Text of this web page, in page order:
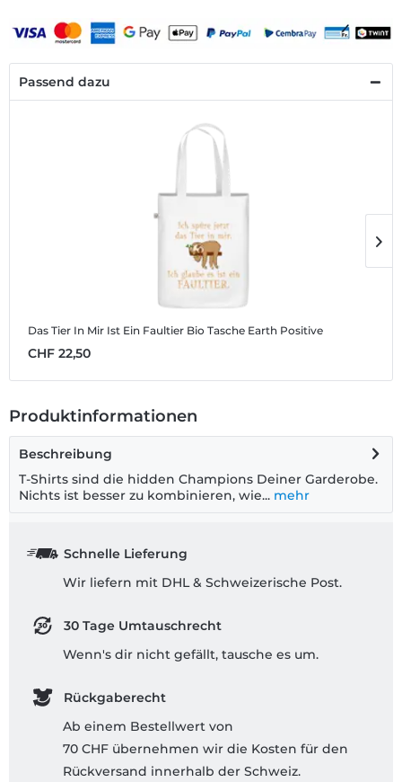
Passend dazu
Das Tier In Mir Ist Ein Faultier Bio Tasche Earth Positive
CHF 22,50
Produktinformationen
Beschreibung
T-Shirts sind die hidden Champions Deiner Garderobe.
Nichts ist besser zu kombinieren, wie... mehr
Schnelle Lieferung
Wir liefern mit DHL & Schweizerische Post.
30 Tage Umtauschrecht
Wenn's dir nicht gefällt, tausche es um.
Rückgaberecht
Ab einem Bestellwert von
70 CHF übernehmen wir die Kosten für den
Rückversand innerhalb der Schweiz.